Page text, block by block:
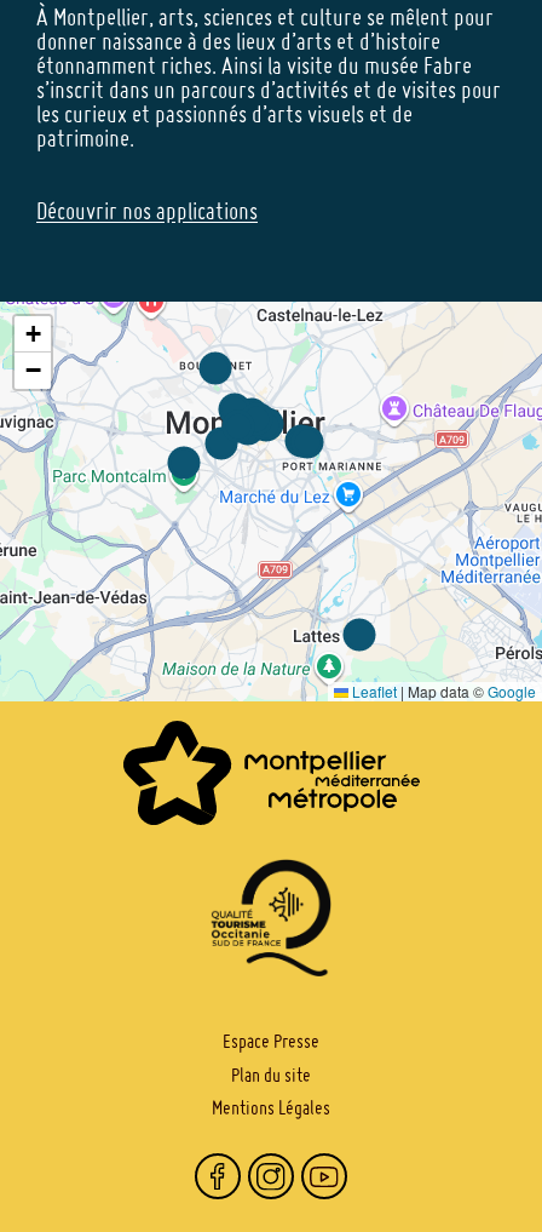
À Montpellier, arts, sciences et culture se mêlent pour
donner naissance à des lieux d’arts et d’histoire
étonnamment riches. Ainsi la visite du musée Fabre
s’inscrit dans un parcours d’activités et de visites pour
les curieux et passionnés d’arts visuels et de
patrimoine.
Découvrir nos applications
+
−
Leaflet | Map data ©Google
Espace Presse
Plan du site
Mentions Légales